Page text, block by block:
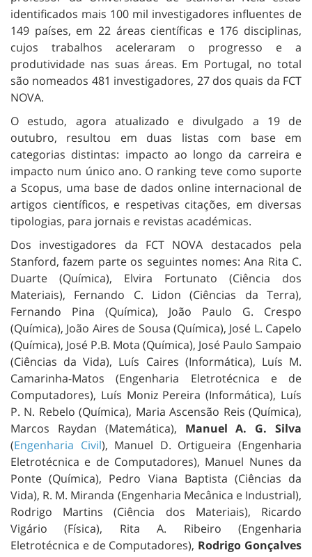
identificados mais 100 mil investigadores influentes de
149 países, em 22 áreas científicas e 176 disciplinas,
cujos trabalhos aceleraram o progresso e a
produtividade nas suas áreas. Em Portugal, no total
são nomeados 481 investigadores, 27 dos quais da FCT
NOVA.
O estudo, agora atualizado e divulgado a 19 de
outubro, resultou em duas listas com base em
categorias distintas: impacto ao longo da carreira e
impacto num único ano. O ranking teve como suporte
a Scopus, uma base de dados online internacional de
artigos científicos, e respetivas citações, em diversas
tipologias, para jornais e revistas académicas.
Dos investigadores da FCT NOVA destacados pela
Stanford, fazem parte os seguintes nomes: Ana Rita C.
Duarte (Química), Elvira Fortunato (Ciência dos
Materiais), Fernando C. Lidon (Ciências da Terra),
Fernando Pina (Química), João Paulo G. Crespo
(Química), João Aires de Sousa (Química), José L. Capelo
(Química), José P.B. Mota (Química), José Paulo Sampaio
(Ciências da Vida), Luís Caires (Informática), Luís M.
Camarinha-Matos (Engenharia Eletrotécnica e de
Computadores), Luís Moniz Pereira (Informática), Luís
P. N. Rebelo (Química), Maria Ascensão Reis (Química),
Marcos Raydan (Matemática), Manuel A. G. Silva
(Engenharia Civil), Manuel D. Ortigueira (Engenharia
Eletrotécnica e de Computadores), Manuel Nunes da
Ponte (Química), Pedro Viana Baptista (Ciências da
Vida), R. M. Miranda (Engenharia Mecânica e Industrial),
Rodrigo Martins (Ciência dos Materiais), Ricardo
Vigário (Física), Rita A. Ribeiro (Engenharia
Eletrotécnica e de Computadores), Rodrigo Gonçalves